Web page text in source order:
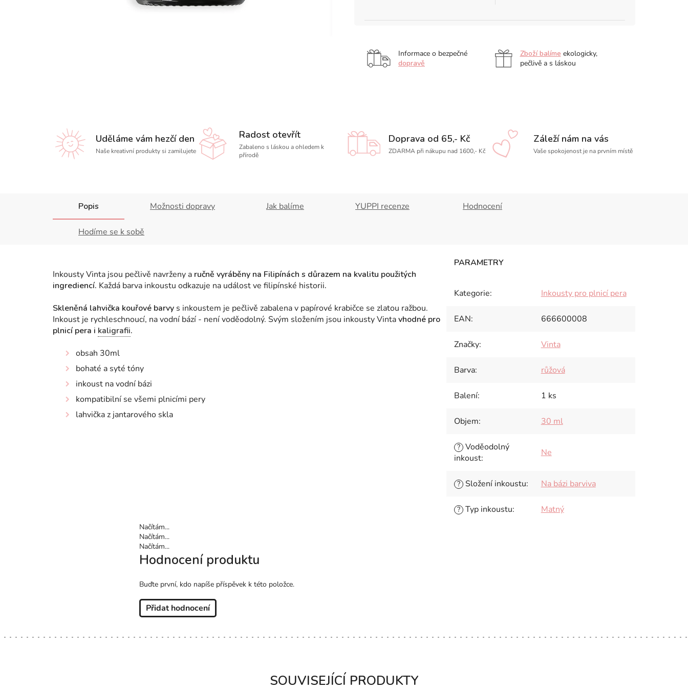
Informace o bezpečné
dopravě
Zboží balíme ekologicky,
pečlivě a s láskou
Uděláme vám hezčí den
Naše kreativní produkty si zamilujete
Radost otevřít
Zabaleno s láskou a ohledem k
přírodě
Doprava od 65,- Kč
ZDARMA při nákupu nad 1600,- Kč
Záleží nám na vás
Vaše spokojenost je na prvním místě
SOUVISEJÍCÍ PRODUKTY
Popis Možnosti dopravy Jak balíme YUPPI recenze Hodnocení
Hodíme se k sobě
Inkousty Vinta jsou pečlivě navrženy a ručně vyráběny na Filipínách s důrazem na kvalitu použitých
ingrediencí. Každá barva inkoustu odkazuje na událost ve filipínské historii.
Skleněná lahvička kouřové barvy s inkoustem je pečlivě zabalena v papírové krabičce se zlatou ražbou.
Inkoust je rychleschnoucí, na vodní bází - není voděodolný. Svým složením jsou inkousty Vintavhodné pro
plnicí pera i kaligrafii.
obsah 30ml
bohaté a syté tóny
inkoust na vodní bázi
kompatibilní se všemi plnicími pery
lahvička z jantarového skla
Kategorie: Inkousty pro plnicí pera
EAN: 666600008
Značky: Vinta
Barva: růžová
Balení: 1 ks
Objem: 30 ml
? Voděodolný
inkoust: Ne
? Složení inkoustu: Na bázi barviva
? Typ inkoustu: Matný
Načítám...
Načítám...
Načítám...
Hodnocení produktu
Buďte první, kdo napíše příspěvek k této položce.
Přidat hodnocení